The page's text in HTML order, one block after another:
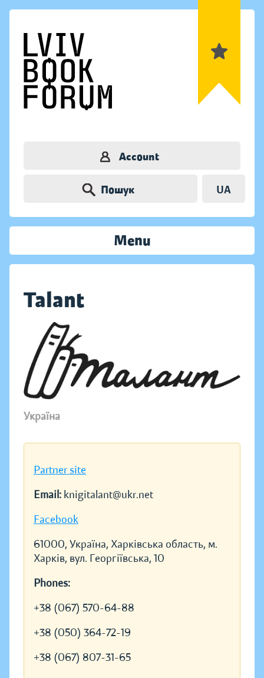
Account
Пошук UA
Menu
Talant
Україна
Partner site
Email: knigitalant@ukr.net
Facebook
61000, Україна, Харківська область, м.
Харків, вул. Георгіївська, 10
Phones:
+38 (067) 570-64-88
+38 (050) 364-72-19
+38 (067) 807-31-65